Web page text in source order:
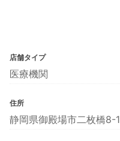
店舗タイプ
医療機関
住所
静岡県御殿場市二枚橋8-1